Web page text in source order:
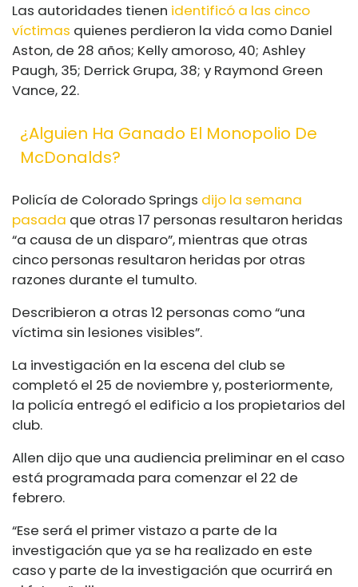
Las autoridades tienen identificó a las cinco
víctimas quienes perdieron la vida como Daniel
Aston, de 28 años; Kelly amoroso, 40; Ashley
Paugh, 35; Derrick Grupa, 38; y Raymond Green
Vance, 22.
¿Alguien Ha Ganado El Monopolio De
McDonalds?
Policía de Colorado Springs dijo la semana
pasada que otras 17 personas resultaron heridas
“a causa de un disparo”, mientras que otras
cinco personas resultaron heridas por otras
razones durante el tumulto.
Describieron a otras 12 personas como “una
víctima sin lesiones visibles”.
La investigación en la escena del club se
completó el 25 de noviembre y, posteriormente,
la policía entregó el edificio a los propietarios del
club.
Allen dijo que una audiencia preliminar en el caso
está programada para comenzar el 22 de
febrero.
“Ese será el primer vistazo a parte de la
investigación que ya se ha realizado en este
caso y parte de la investigación que ocurrirá en